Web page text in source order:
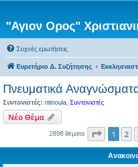
"Αγιον Ορος"
Συχνές ερωτήσεις
Ευρετήριο Δ. Συζήτησης
Πνευματικά
Συντονιστές: ntinoula Συντονιστές
Νέο Θέμα
2898 θέματα Σελίδα
1 2